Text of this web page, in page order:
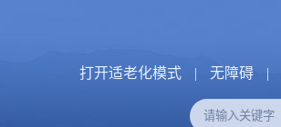
打开适老化模式 | 无障碍 |